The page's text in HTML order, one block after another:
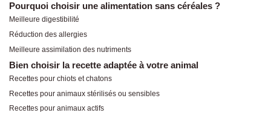
Pourquoi choisir une alimentation sans céréales ?
Meilleure digestibilité
Réduction des allergies
Meilleure assimilation des nutriments
Bien choisir la recette adaptée à votre animal
Recettes pour chiots et chatons
Recettes pour animaux stérilisés ou sensibles
Recettes pour animaux actifs